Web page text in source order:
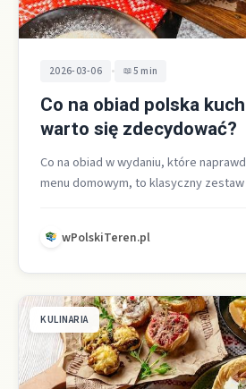
2026-03-06 • 5 min
Co na obiad polska
warto się zdecydować?
Co na obiad w wydaniu, które
menu domowym, to klasyczny
wPolskiTeren.pl
KULINARIA